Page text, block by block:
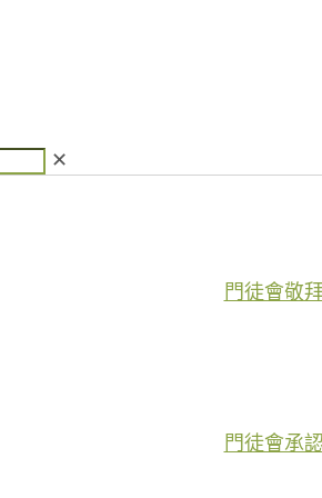
✕
門徒會敬
門徒會承